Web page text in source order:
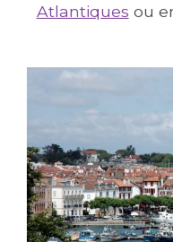
Atlantiques ou